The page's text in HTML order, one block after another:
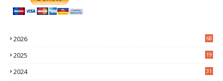
2026 68
2025
19
2024
31